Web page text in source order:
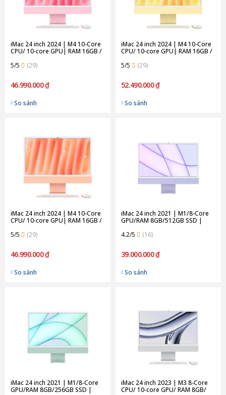
iMac 24 inch 2024 | M4 10-Core
CPU/ 10‑core GPU| RAM 16GB /
5/5
(29)
46.990.000 ₫
So sánh
iMac 24 inch 2024 | M4 10-Core
CPU/ 10‑core GPU| RAM 16GB /
hãng)
5/5 (29)
52.490.000 ₫
So sánh
iMac 24 inch 2024 | M4 10-Core
CPU/ 10‑core GPU| RAM 16GB /
hãng)
5/5 (29)
46.990.000 ₫
So sánh
iMac 24 inch 2021 | M1/8-Core
GPU/RAM 8GB/512GB SSD |
4.2/5
(16)
39.000.000 ₫
So sánh
iMac 24 inch 2021 | M1/8-Core
GPU/RAM 8GB/256GB SSD |
iMac 24 inch 2023 | M3 8-Core
CPU/ 10‑core GPU/ RAM 8GB/